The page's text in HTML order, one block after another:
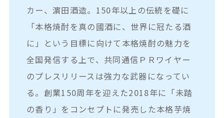
カー、濵田酒造。150年以上の伝統を礎に
「本格焼酎を真の國酒に、世界に冠たる酒
に」という目標に向けて本格焼酎の魅力を
全国発信する上で、共同通信ＰＲワイヤー
のプレスリリースは強力な武器になってい
る。創業150周年を迎えた2018年に「未踏
の香り」をコンセプトに発売した本格芋焼